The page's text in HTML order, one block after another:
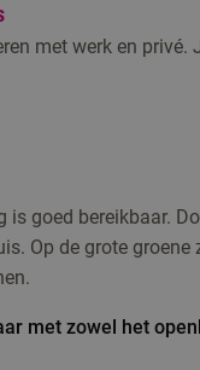
met werk en
goed bereikbaar.
Op de grote
met zowel het